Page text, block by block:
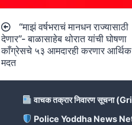
navigation
“माझं वर्षभराचं मानधन राज्यासाठी
देणार”- बाळासाहेब थोरात यांची घोषणा
काँग्रेसचे ५३ आमदारही करणार आर्थिक
मदत
वाचक तक्रार निवारण सूचना
Police Yoddha News